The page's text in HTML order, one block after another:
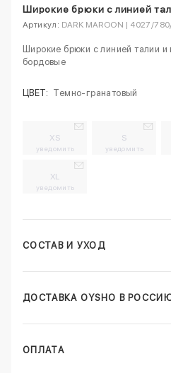
Широкие брюки с линией
Артикул: DARK MAROON | 4027/
Широкие брюки с линией талии
бордовые
ЦВЕТ: Темно-гранатовый
XS
уведомить
S
уведомить
XL
уведомить
СОСТАВ И УХОД
ДОСТАВКА OYSHO В
ОПЛАТА